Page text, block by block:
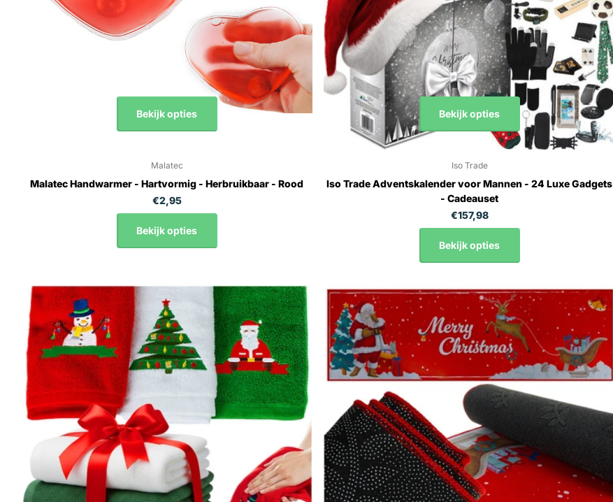
Bekijk opties
Malatec
Malatec Handwarmer - Hartvormig - Herbruikbaar - Rood
€2,95
Bekijk opties
Bekijk opties
Iso Trade
Iso Trade Adventskalender voor Mannen - 24 Luxe Gadgets
- Cadeauset
€157,98
Bekijk opties